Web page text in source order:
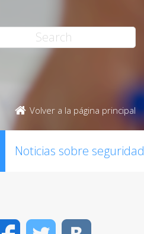
Volver a la página principal
Noticias sobre seguridad